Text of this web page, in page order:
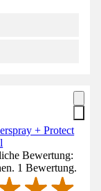
+ Protect
Bewertung:
1 Bewertung.